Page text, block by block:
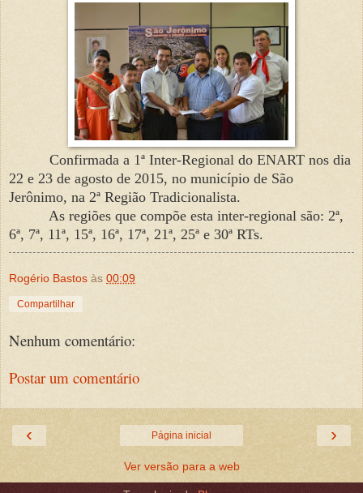
Confirmada a 1ª Inter-Regional do ENART nos dia
22 e 23 de agosto de 2015, no município de São
Jerônimo, na 2ª Região Tradicionalista.
As regiões que compõe esta inter-regional são: 2ª,
6ª, 7ª, 11ª, 15ª, 16ª, 17ª, 21ª, 25ª e 30ª RTs.
Rogério Bastos às 00:09
Compartilhar
Nenhum comentário:
Postar um comentário
‹ ›
Página inicial
Ver versão para a web